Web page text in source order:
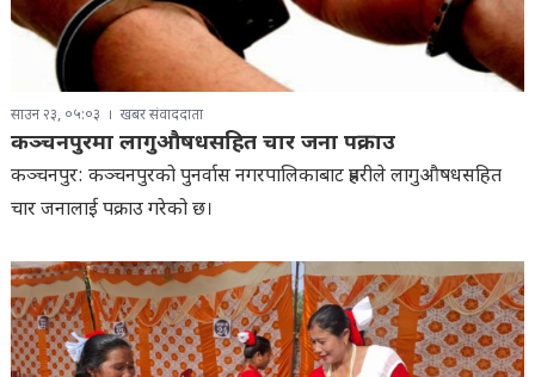
साउन २३, ०५:०३ खबर संवाददाता
कञ्चनपुरमा लागुऔषधसहित चार जना पक्राउ
कञ्चनपुर: कञ्चनपुरको पुनर्वास नगरपालिकाबाट प्रहरीले लागुऔषधसहित
चार जनालाई पक्राउ गरेको छ।